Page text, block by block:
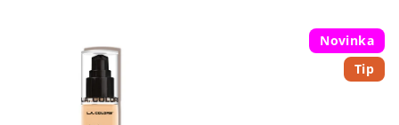
Novinka
Tip